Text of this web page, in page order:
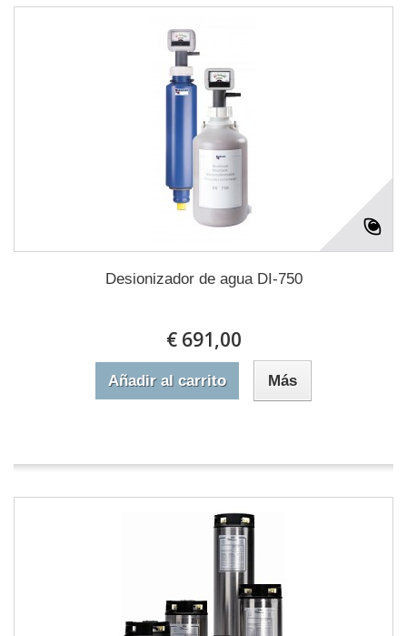
Desionizador de agua DI-750
€ 691,00
Añadir al carrito Más